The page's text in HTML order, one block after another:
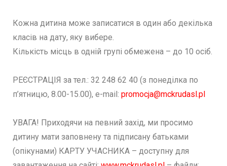
Кожна дитина може записатися в один або декілька
класів на дату, яку вибере.
Кількість місць в одній групі обмежена – до 10 осіб.
РЕЄСТРАЦІЯ за тел.: 32 248 62 40 (з понеділка по
п’ятницю, 8.00-15.00), e-mail: promocja@mckrudasl.pl
УВАГА! Приходячи на певний захід, ми просимо
дитину мати заповнену та підписану батьками
(опікунами) КАРТУ УЧАСНИКА – доступну для